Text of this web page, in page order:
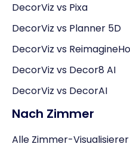
DecorViz vs Pixa
DecorViz vs Planner 5D
DecorViz vs
DecorViz vs Decor8 AI
DecorViz vs DecorAI
Nach Zimmer
Alle Zimmer-Visualisierer